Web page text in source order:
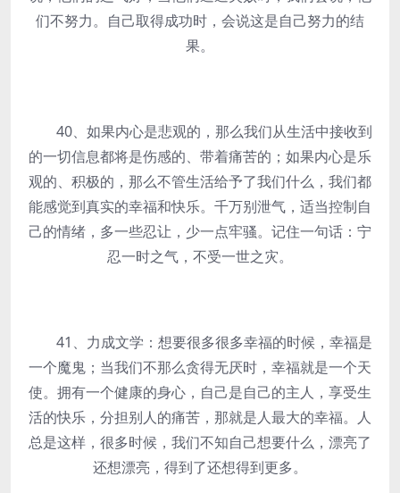
们不努力。自己取得成功时，会说这是自己努力的结
果。
40、如果内心是悲观的，那么我们从生活中接收到
的一切信息都将是伤感的、带着痛苦的；如果内心是乐
观的、积极的，那么不管生活给予了我们什么，我们都
能感觉到真实的幸福和快乐。千万别泄气，适当控制自
己的情绪，多一些忍让，少一点牢骚。记住一句话：宁
忍一时之气，不受一世之灾。
41、力成文学：想要很多很多幸福的时候，幸福是
一个魔鬼；当我们不那么贪得无厌时，幸福就是一个天
使。拥有一个健康的身心，自己是自己的主人，享受生
活的快乐，分担别人的痛苦，那就是人最大的幸福。人
总是这样，很多时候，我们不知自己想要什么，漂亮了
还想漂亮，得到了还想得到更多。